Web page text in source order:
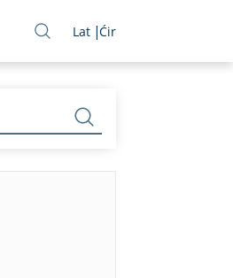
Lat Ćir